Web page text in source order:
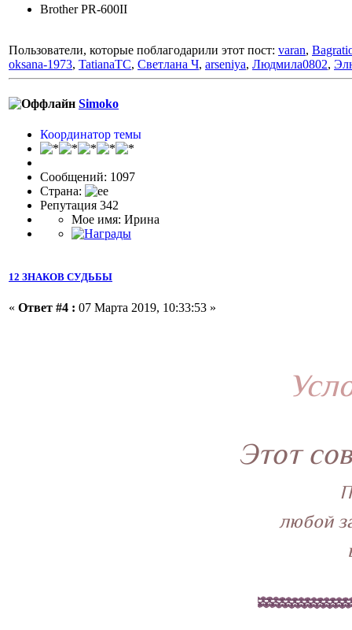
Brother PR-600II
Пользователи, которые поблагодарили этот пост: varan,
oksana-1973, TatianaTC, Светлана Ч, arseniya, Людмила0802,
Simoko
Координатор темы
Сообщений: 1097
Страна:
Репутация 342
Мое имя: Ирина
12 ЗНАКОВ СУДЬБЫ
« Ответ #4 : 07 Марта 2019, 10:33:53 »
Этот
любой